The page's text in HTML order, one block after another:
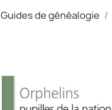
Guides de généalogie